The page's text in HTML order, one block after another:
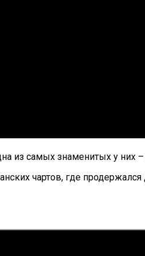
из самых знаменитых у них
чартов, где